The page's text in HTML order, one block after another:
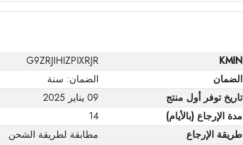
KMIN
G9ZRJIHIZPIXRJR
الضمان
الضمان: سنة
تاريخ توفر أول منتج
09 يناير 2025
مدة الإرجاع (بالأيام)
14
طريقة الإرجاع
مطابقة لطريقة الشحن